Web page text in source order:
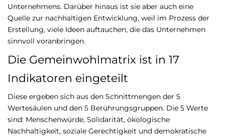
Unternehmens. Darüber hinaus ist sie aber auch eine
Quelle zur nachhaltigen Entwicklung, weil im Prozess der
Erstellung, viele Ideen auftauchen, die das Unternehmen
sinnvoll voranbringen.
Die Gemeinwohlmatrix ist in 17
Indikatoren eingeteilt
Diese ergeben sich aus den Schnittmengen der 5
Wertesäulen und den 5 Berührungsgruppen. Die 5 Werte
sind: Menschenwürde, Solidarität, ökologische
Nachhaltigkeit, soziale Gerechtigkeit und demokratische